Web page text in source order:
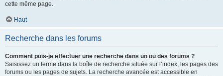
cette même page.
Haut
Recherche dans les forums
Comment puis-je effectuer une recherche dans un ou des forums ?
Saisissez un terme dans la boîte de recherche située sur l’index, les pages des
forums ou les pages de sujets. La recherche avancée est accessible en